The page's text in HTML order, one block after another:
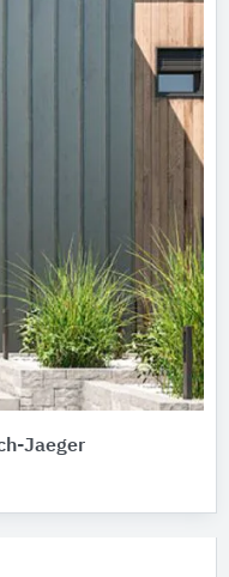
Jaeger